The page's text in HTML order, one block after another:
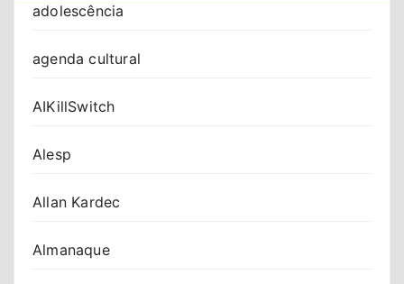
adolescência
agenda cultural
AIKillSwitch
Alesp
Allan Kardec
Almanaque